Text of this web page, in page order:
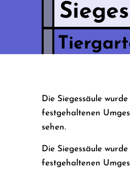
Die Siegessäule
festgehaltenen
sehen.
Die Siegessäule
festgehaltenen